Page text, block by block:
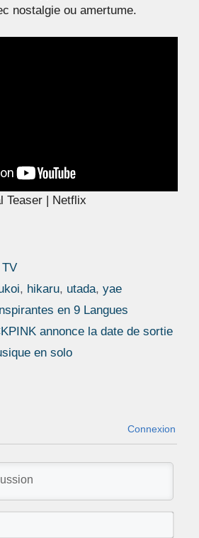
nostalgie ou amertume.
Teaser | Netflix
, hikaru, utada,yae
en 9 Langues
annonce la date de sortie
en solo
Connexion
N